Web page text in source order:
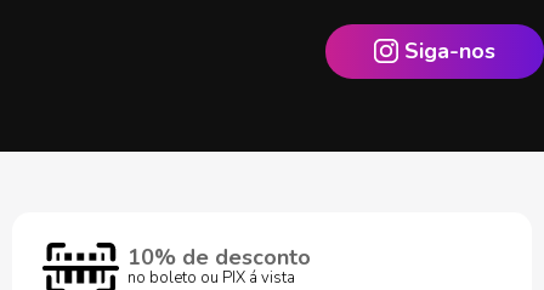
Siga-nos
10% de desconto
no boleto ou PIX á vista